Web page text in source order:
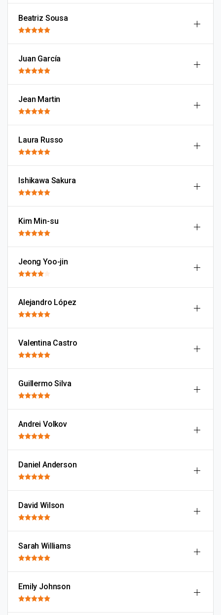
Beatriz Sousa
Juan García
Jean Martin
Laura Russo
Ishikawa Sakura
Kim Min-su
Jeong Yoo-jin
Alejandro López
Valentina Castro
Guillermo Silva
Andrei Volkov
Daniel Anderson
David Wilson
Sarah Williams
Emily Johnson